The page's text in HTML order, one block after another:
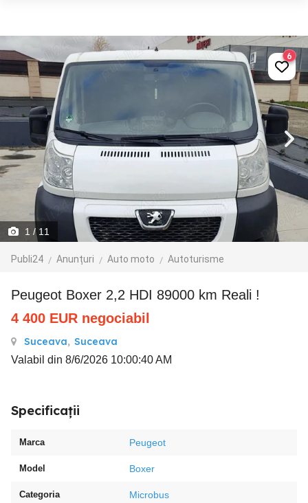
1 / 11
Publi24 Anunțuri Auto moto Autoturisme
6
Peugeot Boxer 2,2 HDI 89000 km Reali !
4 400 EUR negociabil
Suceava, Suceava
Valabil din 8/6/2026 10:00:40 AM
Specificații
Marca Peugeot
Model Boxer
Categoria Microbus